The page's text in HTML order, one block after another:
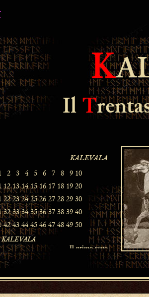
K
IlT